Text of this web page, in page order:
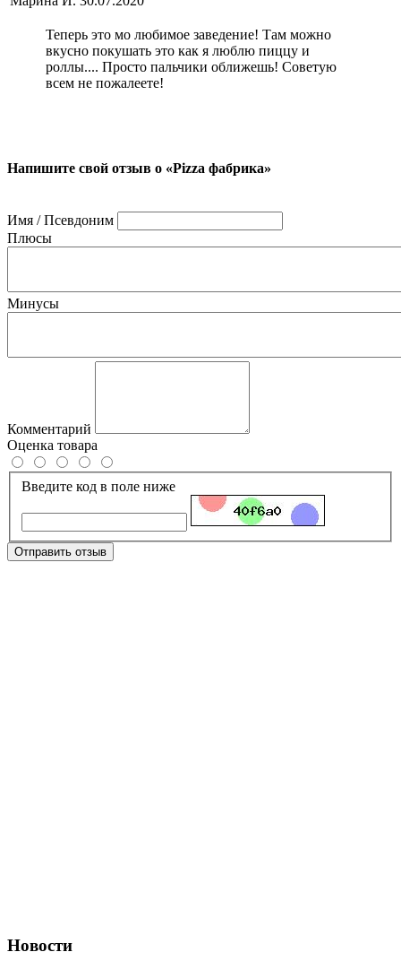
Теперь это мо любимое заведение! Там можно
вкусно покушать это как я люблю пиццу и
роллы.... Просто пальчики оближешь! Советую
всем не пожалеете!
Напишите свой отзыв о «Pizza фабрика»
Имя / Псевдоним
Плюсы
Минусы
Комментарий
Оценка товара
Введите код в поле ниже
Отправить отзыв
Новости